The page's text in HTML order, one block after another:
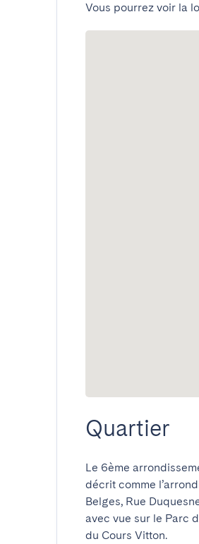
Vous pourrez voir la
Quartier
Le 6ème
décrit comme
Belges, Rue
avec vue sur le Parc
du Cours Vitton.